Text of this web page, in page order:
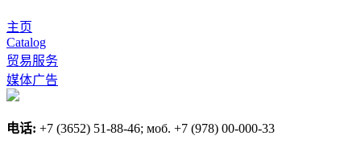
主页
Catalog
贸易服务
媒体广告
电话: +7 (3652) 51-88-46; моб. +7 (978) 00-000-33